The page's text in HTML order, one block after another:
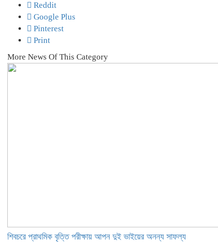
Reddit
Google Plus
Pinterest
Print
More News Of This Category
শিবচরে প্রাথমিক বৃত্তি পরীক্ষায় আপন দুই ভাইয়ের অনন্য সাফল্য